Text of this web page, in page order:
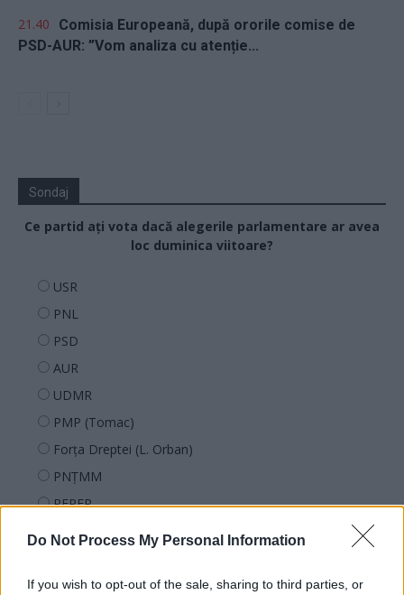
Do Not Process My Personal Information
If you wish to opt-out of the sale, sharing to third parties, or
21.40
Comisia Europeană, după ororile comise de
PSD-AUR: ”Vom analiza cu atenție...
Sondaj
Ce partid ați vota dacă alegerile parlamentare ar avea
loc duminica viitoare?
USR
PNL
PSD
AUR
UDMR
PMP (Tomac)
Forța Dreptei (L. Orban)
PNȚMM
REPER
SENS
POT (Gavrilă)